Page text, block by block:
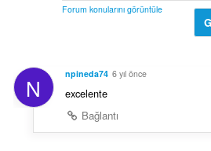
Forum konularını görüntüle
N npineda74 6 yıl önce
excelente
Bağlantı